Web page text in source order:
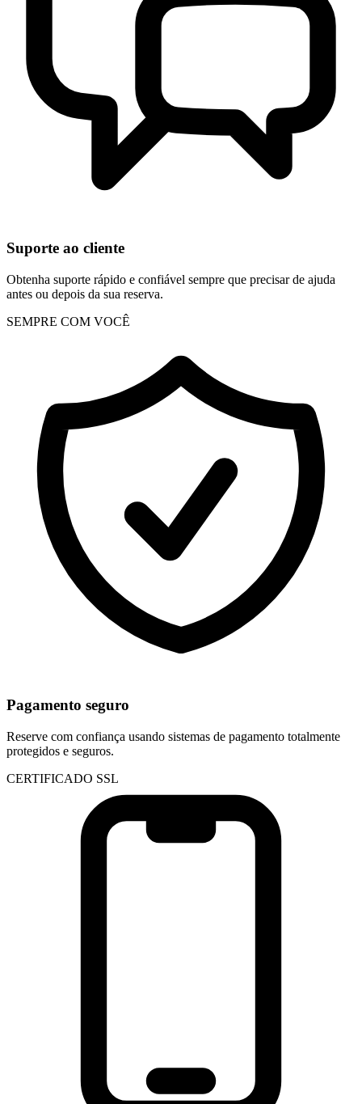
Suporte ao cliente
Obtenha suporte rápido e confiável sempre que precisar de ajuda
antes ou depois da sua reserva.
SEMPRE COM VOCÊ
Pagamento seguro
Reserve com confiança usando sistemas de pagamento totalmente
protegidos e seguros.
CERTIFICADO SSL